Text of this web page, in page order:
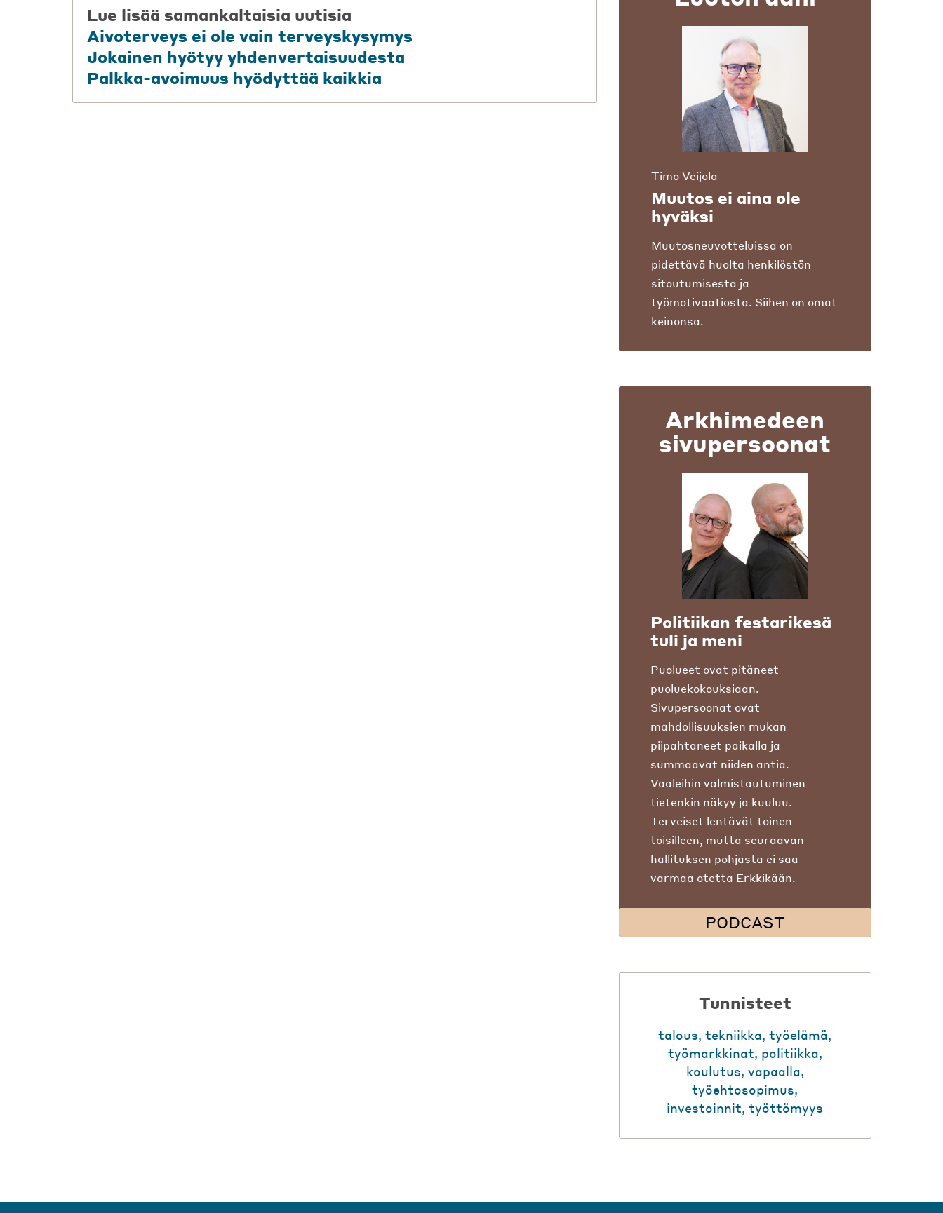
Lue lisää samankaltaisia uutisia
Aivoterveys ei ole vain terveyskysymys
Jokainen hyötyy yhdenvertaisuudesta
Palkka-avoimuus hyödyttää kaikkia
Timo Veijola
Muutos ei aina ole
hyväksi
Muutosneuvotteluissa on
pidettävä huolta henkilöstön
sitoutumisesta ja
työmotivaatiosta. Siihen on omat
keinonsa.
Arkhimedeen
sivupersoonat
Politiikan festarikesä
tuli ja meni
Puolueet ovat pitäneet
puoluekokouksiaan.
Sivupersoonat ovat
mahdollisuuksien mukan
piipahtaneet paikalla ja
summaavat niiden antia.
Vaaleihin valmistautuminen
tietenkin näkyy ja kuuluu.
Terveiset lentävät toinen
toisilleen, mutta seuraavan
hallituksen pohjasta ei saa
varmaa otetta Erkkikään.
PODCAST
Tunnisteet
talous,tekniikka,työelämä,
työmarkkinat, politiikka,
koulutus, vapaalla,
työehtosopimus,
investoinnit,työttömyys